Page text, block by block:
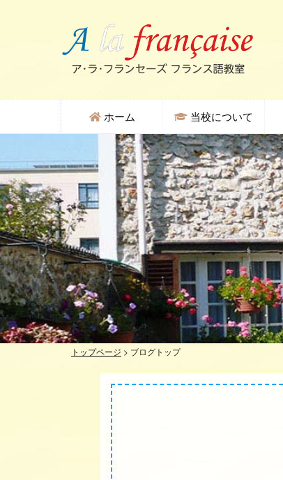
ホーム 当校について
トップページ > ブログトップ